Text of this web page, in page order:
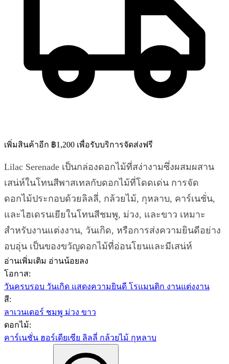
เพิ่มสินค้าอีก ฿1,200 เพื่อรับบริการจัดส่งฟรี
Lilac Serenade เป็นกล่องดอกไม้ที่สง่างามซึ่งผสมผสาน
เสน่ห์ในโทนสีพาสเทลกับดอกไม้ที่โดดเด่น การจัด
ดอกไม้ประกอบด้วยลิลลี่, กล้วยไม้, กุหลาบ, คาร์เนชั่น,
และไฮเดรนเยียในโทนสีชมพู, ม่วง, และขาว เหมาะ
สำหรับงานแต่งงาน, วันเกิด, หรือการส่งความยินดีอย่าง
อบอุ่น เป็นของขวัญดอกไม้ที่อ่อนโยนและมีเสน่ห์
อ่านเพิ่มเติม อ่านน้อยลง
โอกาส:
วันครบรอบ วันเกิด แสดงความยินดี โรแมนติก งานแต่งงาน
สี:
ลาเวนเดอร์ ชมพู ม่วง ขาว
ดอกไม้:
คาร์เนชั่น ฮอร์เดียเซีย ลิลลี่ กล้วยไม้ กุหลาบ